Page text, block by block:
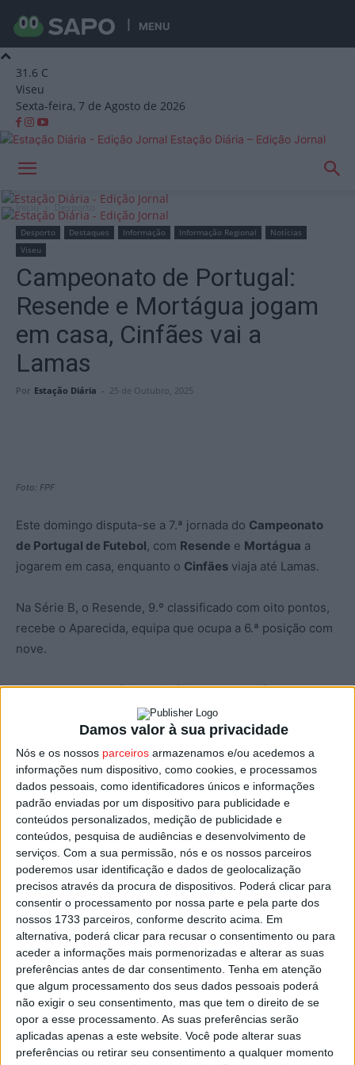
Damos valor à sua privacidade
Nós e os nossos parceiros armazenamos e/ou acedemos a
informações num dispositivo, como cookies, e processamos
dados pessoais, como identificadores únicos e informações
padrão enviadas por um dispositivo para publicidade e
conteúdos personalizados, medição de publicidade e
conteúdos, pesquisa de audiências e desenvolvimento de
serviços. Com a sua permissão, nós e os nossos parceiros
poderemos usar identificação e dados de geolocalização
precisos através da procura de dispositivos. Poderá clicar para
consentir o processamento por nossa parte e pela parte dos
nossos 1733 parceiros, conforme descrito acima. Em
alternativa, poderá clicar para recusar o consentimento ou para
aceder a informações mais pormenorizadas e alterar as suas
preferências antes de dar consentimento. Tenha em atenção
que algum processamento dos seus dados pessoais poderá
não exigir o seu consentimento, mas que tem o direito de se
opor a esse processamento. As suas preferências serão
aplicadas apenas a este website. Você pode alterar suas
preferências ou retirar seu consentimento a qualquer momento
MENU
31.6 C
Viseu
Sexta-feira, 7 de Agosto de 2026
Estação Diária – Edição Jornal
Início Desporto
Desporto Destaques Informação Informação Regional
Notícias
Viseu
Campeonato de Portugal:
Resende e Mortágua jogam
em casa, Cinfães vai a
Lamas
Por Estação Diária - 25 de Outubro, 2025
Foto: FPF
Este domingo disputa-se a 7.ª jornada do Campeonato
de Portugal de Futebol, com Resende e Mortágua a
jogarem em casa, enquanto o Cinfães viaja até Lamas.
Na Série B, o Resende, 9.º classificado com oito pontos,
recebe o Aparecida, equipa que ocupa a 6.ª posição com
nove.
Ainda na mesma série, o Cinfães, 12.º classificado com
quatro pontos, desloca-se a Lamas para defrontar o
União, que segue no 7.º lugar com oito.
Mais a sul, na Série C, o Mortágua recebe o Samora
Correia, numa partida entre duas equipas separadas por
quatro pontos na tabela, com vantagem para a formação
do distrito de Viseu, que ocupa o 5.º lugar com oito
pontos.
Todas as partidas do Campeonato de Portugal têm início
às 15h00.
Esta e outras notícias para ouvir na Estação Diária – 96.8
FM ou emwww.968.fm.
Pub